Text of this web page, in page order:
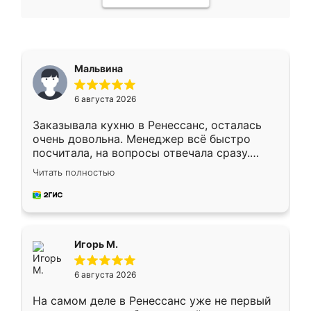
Мальвина
6 августа 2026
Заказывала кухню в Ренессанс, осталась
очень довольна. Менеджер всё быстро
посчитала, на вопросы отвечала сразу.
Замерщик приехал в субботу, подошёл к
делу со всей ответственностью. Собрали
за день, ребята работали аккуратно, даже
Читать полностью
Игорь М.
6 августа 2026
На самом деле в Ренессанс уже не первый